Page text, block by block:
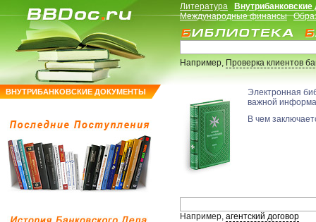
ВНУТРИБАНКОВСКИЕ ДОКУМЕНТЫ
Литература
Международные финансы
Например,Проверка клиентов
Электронная
важной
В чем
Например, агентский договор